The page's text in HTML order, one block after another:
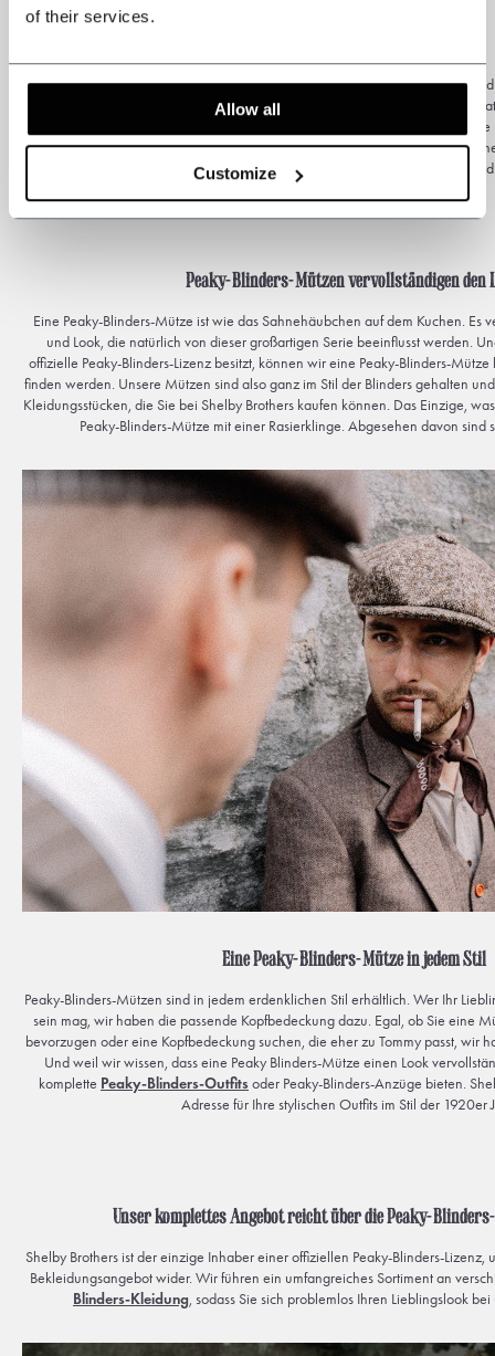
of their services.
Allow all
Customize
Die Erfolgsserie Peaky Blinders überzeugt durch ihre eigene Atmosphäre
legendären 1920er Jahre beruht. Wer sich von der Serie inspirieren lassen
seines Lieblingscharakters kleidet, kann bei Shelby Brothers eine
Kopfbedeckung erstehen. DiesePeaky-Blinders-Mützeist in
erhältlich und passt natürlich zu unseren Anzügen
Peaky-Blinders-Mützen vervollständigen den
Eine Peaky-Blinders-Mütze ist wie das Sahnehäubchen auf dem Kuchen. Es
und Look, die natürlich von dieser großartigen Serie beeinflusst werden.
offizielle Peaky-Blinders-Lizenz besitzt, können wir eine Peaky-Blinders-
finden werden. Unsere Mützen sind also ganz im Stil der Blinders gehalten
Kleidungsstücken, die Sie bei Shelby Brothers kaufen können. Das Einzige,
Peaky-Blinders-Mütze mit einer Rasierklinge. Abgesehen davon sind
Eine Peaky-Blinders-Mütze in jedem Stil
Peaky-Blinders-Mützen sind in jedem erdenklichen Stil erhältlich. Wer Ihr
sein mag, wir haben die passende Kopfbedeckung dazu. Egal, ob Sie eine
bevorzugen oder eine Kopfbedeckung suchen, die eher zu Tommy passt, wir
Und weil wir wissen, dass eine Peaky Blinders-Mütze einen Look
komplette Peaky-Blinders-Outfits oder Peaky-Blinders-Anzüge bieten.
Adresse für Ihre stylischen Outfits im Stil der 1920er
Unser komplettes Angebot reicht über die Peaky-
Shelby Brothers ist der einzige Inhaber einer offiziellen Peaky-Blinders-Lizenz,
Bekleidungsangebot wider. Wir führen ein umfangreiches Sortiment an
Blinders-Kleidung, sodass Sie sich problemlos Ihren Lieblingslook